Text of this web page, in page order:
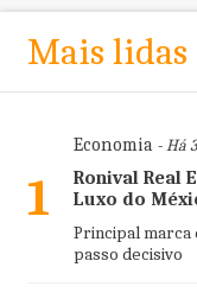
Mais lidas
1
Economia- Há
Ronival Real
Luxo do
Principal marca
passo decisivo